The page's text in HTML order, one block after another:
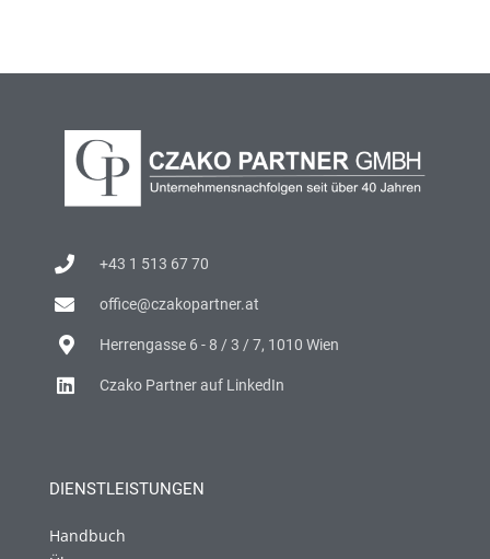
+43 1 513 67 70
office@czakopartner.at
Herrengasse 6 - 8 / 3 / 7, 1010 Wien
Czako Partner auf LinkedIn
DIENSTLEISTUNGEN
Handbuch